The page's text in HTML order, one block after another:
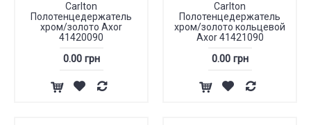
Carlton
Полотенцедержатель
хром/золото Axor
41420090
0.00 грн
Carlton
Полотенцедержатель
хром/золото кольцевой
Axor 41421090
0.00 грн